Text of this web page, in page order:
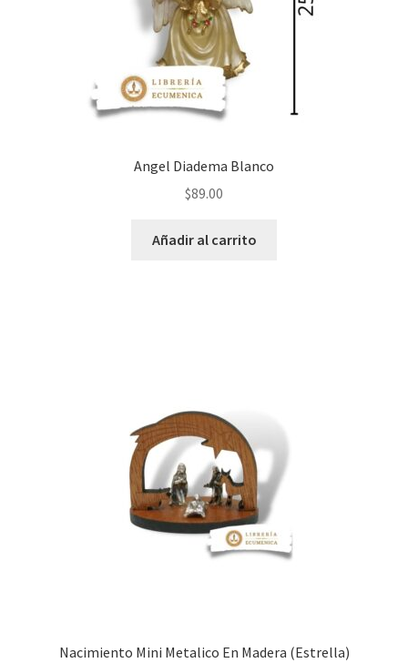
Angel Diadema Blanco
$89.00
Añadir al carrito
Nacimiento Mini Metalico En Madera (Estrella)